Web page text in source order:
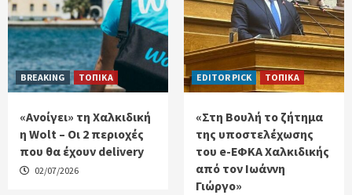
BREAKING ΤΟΠΙΚΑ
«Ανοίγει» τη Χαλκιδική
η Wolt – Οι 2 περιοχές
που θα έχουν delivery
02/07/2026
EDITOR PICK ΤΟΠΙΚΑ
«Στη Βουλή το ζήτημα
της υποστελέχωσης
του e-ΕΦΚΑ Χαλκιδικής
από τον Ιωάννη
Γιώργο»